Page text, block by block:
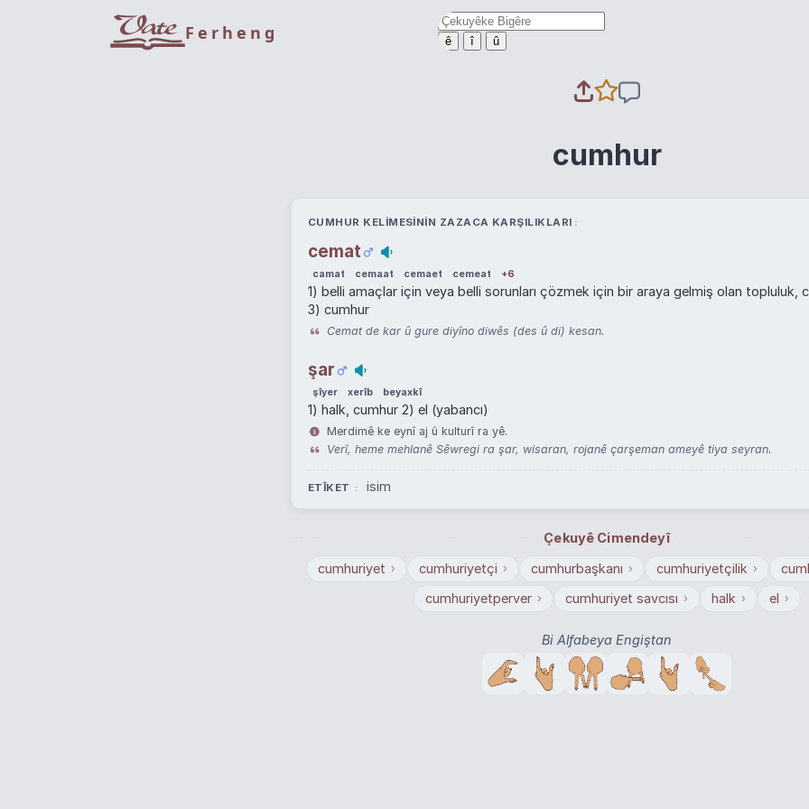
Ferheng ê î û
cumhur
CUMHUR KELIMESININ ZAZACA KARŞILIKLARI
cemat
camat cemaat cemaet cemeat +6
1) belli amaçlar için veya belli sorunları çözmek için bir araya gelmiş olan topluluk,
3) cumhur
Cemat de kar û gure diyîno diwês (des û di) kesan.
şar
şîyer xerîb beyaxkî
1) halk, cumhur 2) el (yabancı)
Merdimê ke eynî aj û kulturî ra yê.
Verî, heme mehlanê Sêwregi ra şar, wisaran, rojanê çarşeman ameyê tiya seyran.
ETÎKET isim
Çekuyê Cimendeyî
cumhuriyet › cumhuriyetçi › cumhurbaşkanı › cumhuriyetçilik ›
cumhuriyetperver › cumhuriyet savcısı › halk › el ›
Bi Alfabeya Engiştan